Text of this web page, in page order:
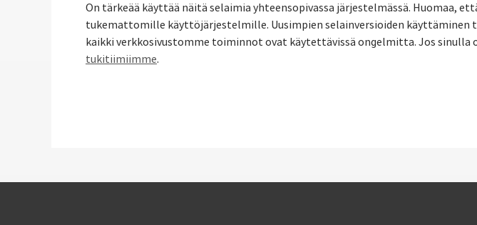
On tärkeää käyttää näitä selaimia yhteensopivassa järjestelmässä. Huomaa,
tukemattomille käyttöjärjestelmille. Uusimpien selainversioiden käyttäminen
kaikki verkkosivustomme toiminnot ovat käytettävissä ongelmitta. Jos
tukitiimiimme.